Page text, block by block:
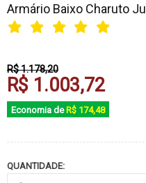
Armário Baixo Charuto
R$ 1.178,20
R$ 1.003,72
Economia de R$ 174,48
QUANTIDADE: